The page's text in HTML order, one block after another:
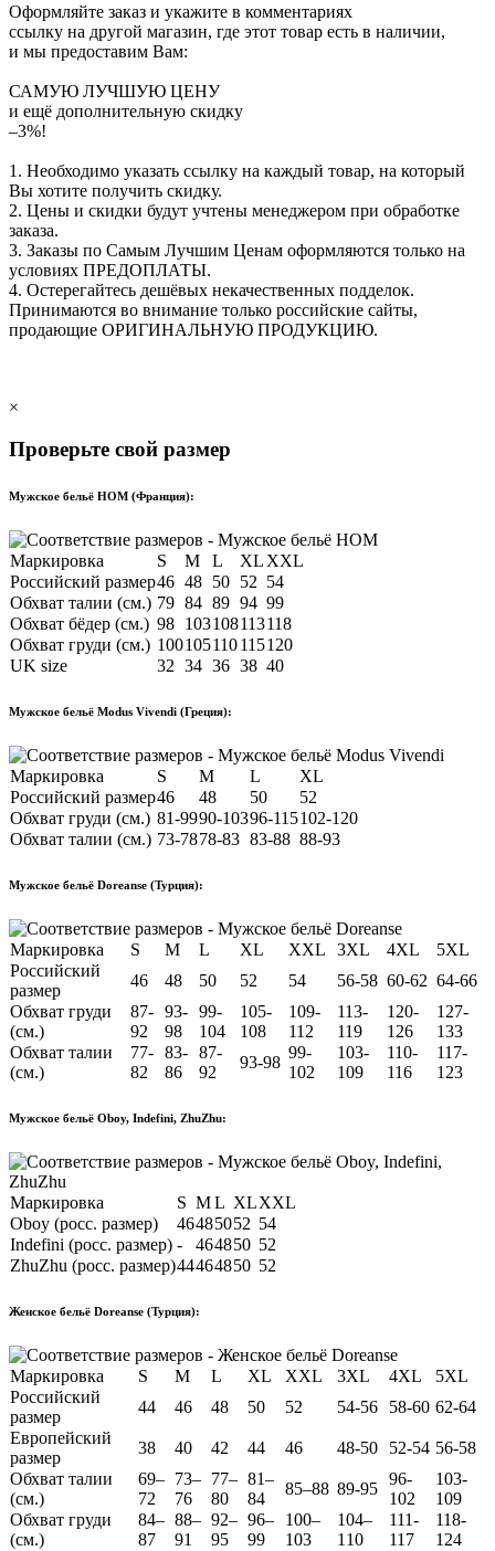
Оформляйте заказ и укажите в комментариях
ссылку на другой магазин, где этот товар есть в наличии,
и мы предоставим Вам:
САМУЮ ЛУЧШУЮ ЦЕНУ
и ещё дополнительную скидку
–3%!
1. Необходимо указать ссылку на каждый товар, на который
Вы хотите получить скидку.
2. Цены и скидки будут учтены менеджером при обработке
заказа.
3. Заказы по Самым Лучшим Ценам оформляются только на
условиях ПРЕДОПЛАТЫ.
4. Остерегайтесь дешёвых некачественных подделок.
Принимаются во внимание только российские сайты,
продающие ОРИГИНАЛЬНУЮ ПРОДУКЦИЮ.
×
Проверьте свой размер
Мужское бельё HOM (Франция):
Маркировка S M L XL XXL
Российский размер46 48 50 52 54
Обхват талии (см.) 79 84 89 94 99
Обхват бёдер (см.) 98 103108113118
Обхват груди (см.) 100105110115120
UK size
32 34 36 38 40
Мужское бельё Modus Vivendi (Греция):
Маркировка S M L
XL
Российский размер46 48 50
52
Обхват груди (см.) 81-9990-10396-115102-120
Обхват талии (см.) 73-7878-83 83-88 88-93
Мужское бельё Doreanse (Турция):
Маркировка S M L XL XXL 3XL 4XL
5XL
Российский
размер
46 48 50 52 54 56-58 60-62 64-66
Обхват груди
(см.)
87-
92
93-
98
99-
104
105-
108
109-
112
113-
119
120-
126
127-
133
Обхват талии
(см.)
77-
82
83-
86
87-
92
93-98
99-
102
103-
109
110-
116
117-
123
Мужское бельё Oboy, Indefini, ZhuZhu:
Маркировка S ML XLXXL
Oboy (росс. размер)
46485052 54
Indefini (росс. размер) - 464850 52
ZhuZhu (росс. размер)44464850 52
Женское бельё Doreanse (Турция):
Маркировка S M L XL XXL 3XL 4XL
5XL
Российский
размер
44 46 48 50 52 54-56 58-60 62-64
Европейский
размер
38 40 42 44 46 48-50 52-54 56-58
Обхват талии
(см.)
69–
72
73–
76
77–
80
81–
84
85–88 89-95
96-
102
103-
109
Обхват груди
(см.)
84–
87
88–
91
92–
95
96–
99
100–
103
104–
110
111-
117
118-
124